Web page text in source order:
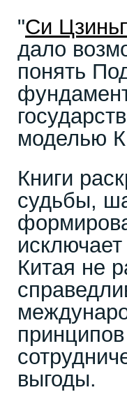
"Си
дало
понять
моделью
Книги
судьбы,
Китая не
выгоды.